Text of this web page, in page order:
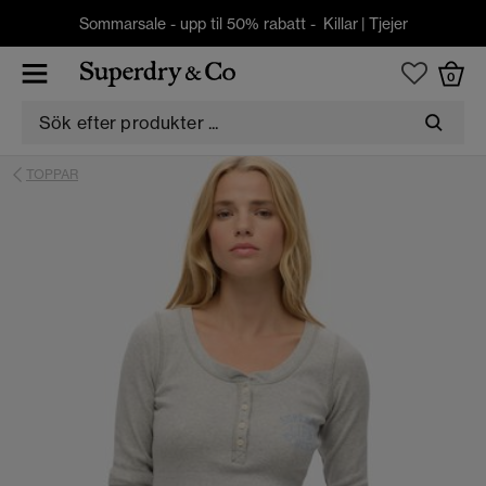
Sommarsale - upp til 50% rabatt - Killar| Tjejer
0
TOPPAR